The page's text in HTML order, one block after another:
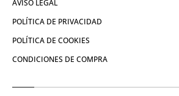
AVISO LEGAL
POLÍTICA DE PRIVACIDAD
POLÍTICA DE COOKIES
CONDICIONES DE COMPRA